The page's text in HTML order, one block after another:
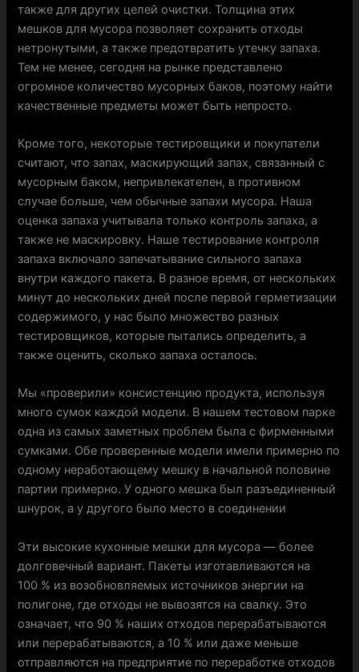
также для других целей очистки. Толщина этих
мешков для мусора позволяет сохранить отходы
нетронутыми, а также предотвратить утечку запаха.
Тем не менее, сегодня на рынке представлено
огромное количество мусорных баков, поэтому найти
качественные предметы может быть непросто.
Кроме того, некоторые тестировщики и покупатели
считают, что запах, маскирующий запах, связанный с
мусорным баком, непривлекателен, в противном
случае больше, чем обычные запахи мусора. Наша
оценка запаха учитывала только контроль запаха, а
также не маскировку. Наше тестирование контроля
запаха включало запечатывание сильного запаха
внутри каждого пакета. В разное время, от нескольких
минут до нескольких дней после первой герметизации
содержимого, у нас было множество разных
тестировщиков, которые пытались определить, а
также оценить, сколько запаха осталось.
Мы «проверили» консистенцию продукта, используя
много сумок каждой модели. В нашем тестовом парке
одна из самых заметных проблем была с фирменными
сумками. Обе проверенные модели имели примерно по
одному неработающему мешку в начальной половине
партии примерно. У одного мешка был разъединенный
шнурок, а у другого было место в соединении
Эти высокие кухонные мешки для мусора — более
долговечный вариант. Пакеты изготавливаются на
100 % из возобновляемых источников энергии на
полигоне, где отходы не вывозятся на свалку. Это
означает, что 90 % наших отходов перерабатываются
или перерабатываются, а 10 % или даже меньше
отправляются на предприятие по переработке отходов